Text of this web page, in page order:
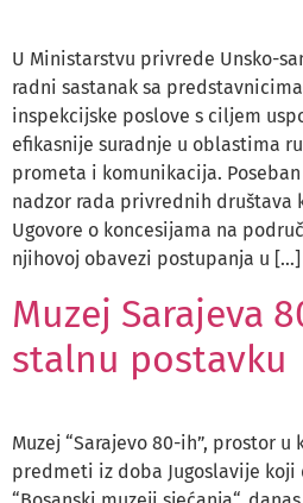
U Ministarstvu privrede Unsko-
radni sastanak sa
inspekcijske poslove s ciljem
efikasnije suradnje u oblastima
prometa i komunikacija.
nadzor rada privrednih društava
Ugovore o koncesijama na
njihovoj obavezi postupanja u […]
Muzej Sarajeva
stalnu postavku
Muzej “Sarajevo 80-ih”, prostor u
predmeti iz doba Jugoslavije